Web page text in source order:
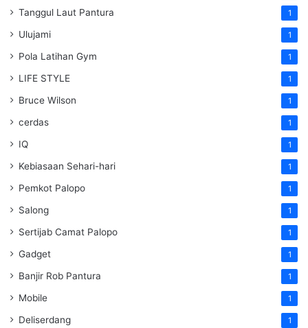
Tanggul Laut Pantura 1
Ulujami 1
Pola Latihan Gym 1
LIFE STYLE 1
Bruce Wilson 1
cerdas 1
IQ 1
Kebiasaan Sehari-hari 1
Pemkot Palopo 1
Salong 1
Sertijab Camat Palopo 1
Gadget 1
Banjir Rob Pantura 1
Mobile 1
Deliserdang 1